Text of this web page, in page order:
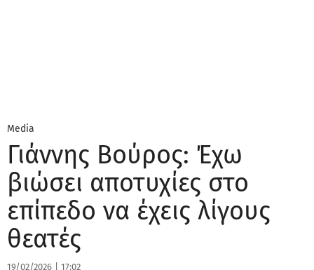
Media
Γιάννης Βούρος: Έχω
βιώσει αποτυχίες στο
επίπεδο να έχεις λίγους
θεατές
19/02/2026 17:02